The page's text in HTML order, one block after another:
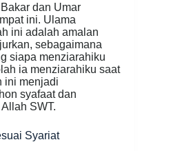
dan Umar
ini. Ulama
ini adalah amalan
sebagaimana
siapa menziarahiku
ia menziarahiku saat
ini menjadi
syafaat dan
SWT.
Syariat